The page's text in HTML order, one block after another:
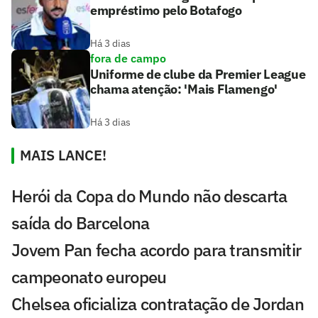
empréstimo pelo Botafogo
Há 3 dias
fora de campo
Uniforme de clube da Premier League
chama atenção: 'Mais Flamengo'
Há 3 dias
MAIS LANCE!
Herói da Copa do Mundo não descarta
saída do Barcelona
Jovem Pan fecha acordo para transmitir
campeonato europeu
Chelsea oficializa contratação de Jordan